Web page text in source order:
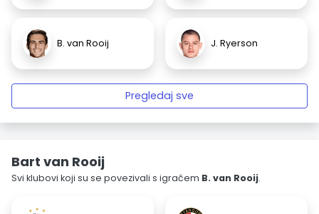
B. van Rooij J. Ryerson
Pregledaj sve
Bart van Rooij
Svi klubovi koji su se povezivali s igračem B. van Rooij.